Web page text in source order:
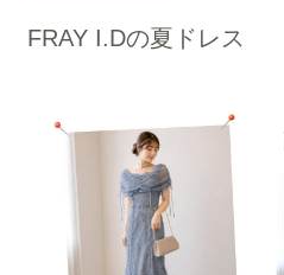
FRAY I.Dの夏ドレス